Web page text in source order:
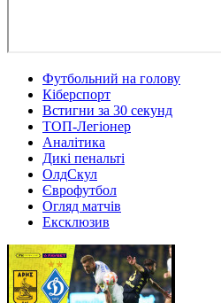
Футбольний на голову
Кіберспорт
Встигни за 30 секунд
ТОП-Легіонер
Аналітика
Дикі пенальті
ОлдСкул
Єврофутбол
Огляд матчів
Ексклюзив